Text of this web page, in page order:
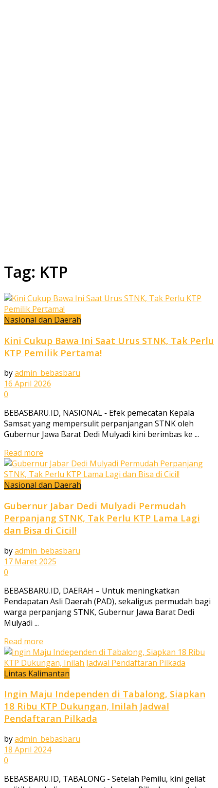
Tag: KTP
Nasional dan Daerah
Kini Cukup Bawa Ini Saat Urus STNK, Tak Perlu
KTP Pemilik Pertama!
byadmin_bebasbaru
16 April 2026
0
BEBASBARU.ID, NASIONAL - Efek pemecatan Kepala
Samsat yang mempersulit perpanjangan STNK oleh
Gubernur Jawa Barat Dedi Mulyadi kini berimbas ke ...
Read more
Nasional dan Daerah
Gubernur Jabar Dedi Mulyadi Permudah
Perpanjang STNK, Tak Perlu KTP Lama Lagi
dan Bisa di Cicil!
byadmin_bebasbaru
17 Maret 2025
0
BEBASBARU.ID, DAERAH – Untuk meningkatkan
Pendapatan Asli Daerah (PAD), sekaligus permudah bagi
warga perpanjang STNK, Gubernur Jawa Barat Dedi
Mulyadi ...
Read more
Lintas Kalimantan
Ingin Maju Independen di Tabalong, Siapkan
18 Ribu KTP Dukungan, Inilah Jadwal
Pendaftaran Pilkada
byadmin_bebasbaru
18 April 2024
0
BEBASBARU.ID, TABALONG - Setelah Pemilu, kini geliat